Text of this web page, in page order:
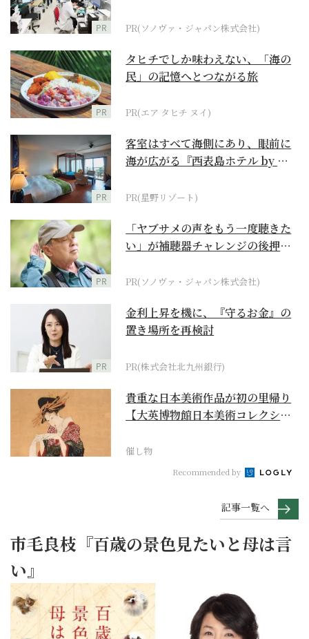
PR PR(ソノヴァ・ジャパン株式会社)
PR
タヒチでしか味わえない、「海の
民」の記憶へとつながる旅
PR(エア タヒチ ヌイ)
PR
客室はすべて海側にあり、眼前に
海が広がる『西表島ホテル by 星
PR(星野リゾート)
PR
「ヤブサメの声をもう一度聴きた
い」が補聴器チャレンジの後押し
PR(ソノヴァ・ジャパン株式会社)
PR
金利上昇を機に、『守るお金』の
置き場所を再検討
PR(株式会社北九州銀行)
貴重な日本美術作品が初の里帰り
【大英博物館日本美術コレクショ
催し物
Recommended by
記事一覧へ
市毛良枝『百歳の景色見たいと母は言
い』